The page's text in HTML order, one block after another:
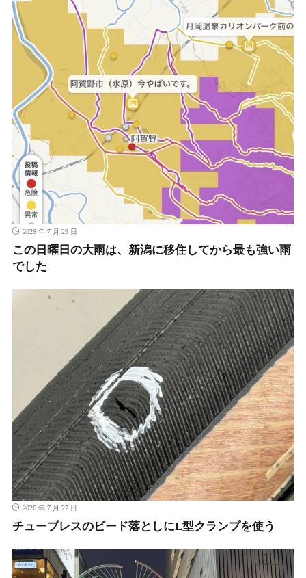
2026 年 7 月 29 日
この日曜日の大雨は、新潟に移住してから最も強い雨
でした
2026 年 7 月 27 日
チューブレスのビード落としにL型クランプを使う